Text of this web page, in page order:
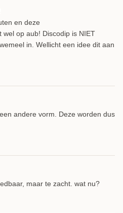
en deze
wel op aub! Discodip is NIET
in. Wellicht een idee dit aan
andere vorm. Deze worden dus
maar te zacht. wat nu?